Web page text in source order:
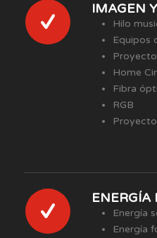
IMAGEN
Hilo
Equipos
Home
Fibra
RGB
ENERGÍA
Energía
Energía